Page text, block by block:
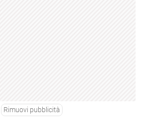
Rimuovi pubblicità